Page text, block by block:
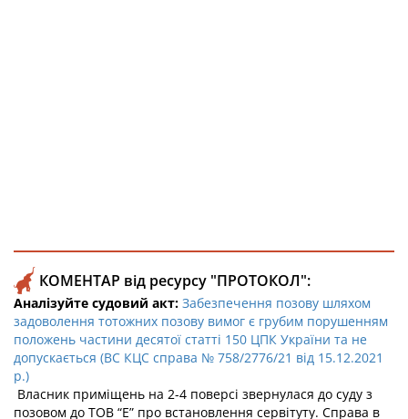
КОМЕНТАР від ресурсу "ПРОТОКОЛ":
Аналізуйте судовий акт: Забезпечення позову шляхом
задоволення тотожних позову вимог є грубим порушенням
положень частини десятої статті 150 ЦПК України та не
допускається (ВС КЦС справа № 758/2776/21 від 15.12.2021
р.)
Власник приміщень на 2-4 поверсі звернулася до суду з
позовом до ТОВ “Е” про встановлення сервітуту. Справа в